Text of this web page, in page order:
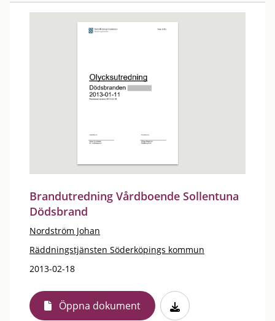
Brandutredning Vårdboende Sollentuna
Dödsbrand
Nordström Johan
Räddningstjänsten Söderköpings kommun
2013-02-18
Öppna dokument